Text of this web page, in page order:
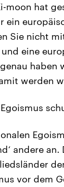
moon hat
ein
Sie nicht
eine
haben
werden
andere
vor dem